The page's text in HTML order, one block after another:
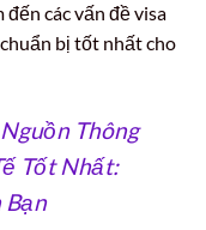
các vấn đề visa
bị tốt nhất cho
Thông
Tốt Nhất:
Bạn